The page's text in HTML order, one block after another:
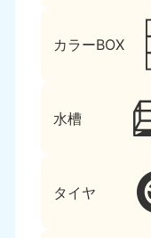
カラーBOX
水槽
タイヤ